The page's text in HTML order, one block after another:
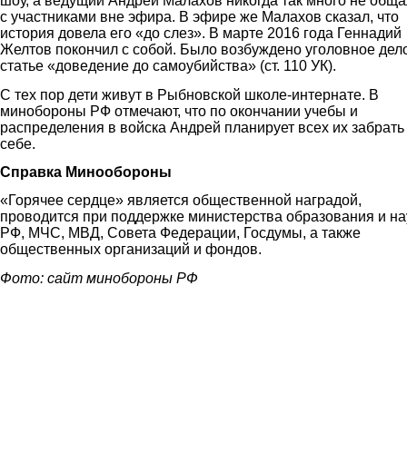
с участниками вне эфира. В эфире же Малахов сказал, что
история довела его «до слез». В марте 2016 года Геннадий
Желтов покончил с собой. Было возбуждено уголовное
статье «доведение до самоубийства» (ст. 110 УК).
С тех пор дети живут в Рыбновской школе-интернате. В
минобороны РФ отмечают, что по окончании учебы и
распределения в войска Андрей планирует всех их забрать
себе.
Справка Минообороны
«Горячее сердце» является общественной наградой,
проводится при поддержке министерства образования и
РФ, МЧС, МВД, Совета Федерации, Госдумы, а также
общественных организаций и фондов.
Фото: сайт минобороны РФ